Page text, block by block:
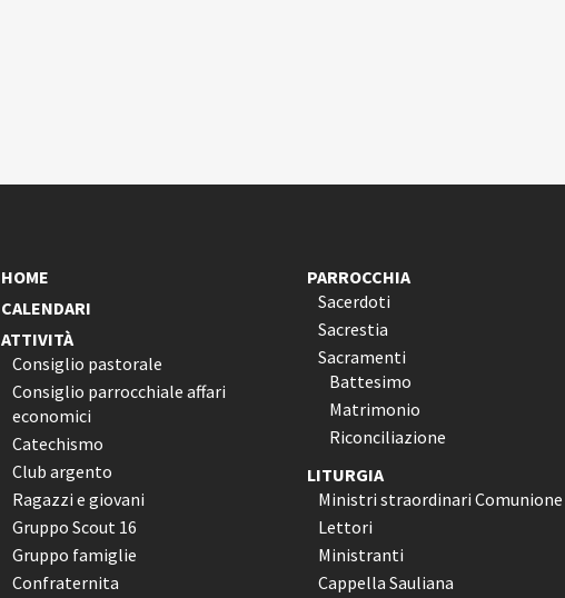
HOME
CALENDARI
ATTIVITÀ
Consiglio pastorale
Consiglio parrocchiale affari
economici
Catechismo
Club argento
Ragazzi e giovani
Gruppo Scout 16
Gruppo famiglie
Confraternita
PARROCCHIA
Sacerdoti
Sacrestia
Sacramenti
Battesimo
Matrimonio
Riconciliazione
LITURGIA
Ministri straordinari Comunione
Lettori
Ministranti
Cappella Sauliana